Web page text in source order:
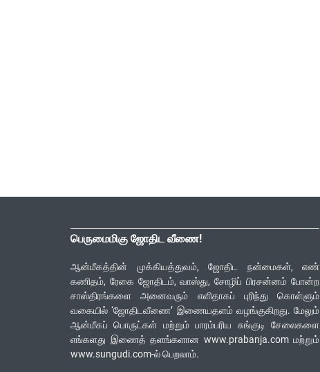
பெருமைமிகு ஜோதிட வீணை!
ஆன்மீகத்தின் முக்கியத்துவம், ஜோதிட நன்மைகள், எண்
கணிதம், ரேகை ஜோதிடம், வாஸ்து, சோழிப் பிரசன்னம் போன்ற
சாஸ்திரங்களை அனைவரும் எளிதாகப் புரிந்து கொள்ளும்
வகையில் ‘ஜோதிடவீணை’ இணையதளம் வழங்குகிறது. மேலும்
ஆன்மீகப் பொருட்கள் மற்றும் பாரம்பரிய சுங்குடி சேலைகளை
எங்களது இணைத் தளங்களான www.prabanja.com மற்றும்
www.sungudi.com-ல் பெறலாம்.